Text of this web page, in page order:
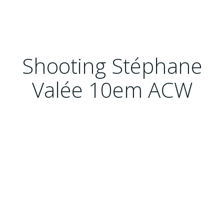
Shooting Stéphane
Valée 10em ACW